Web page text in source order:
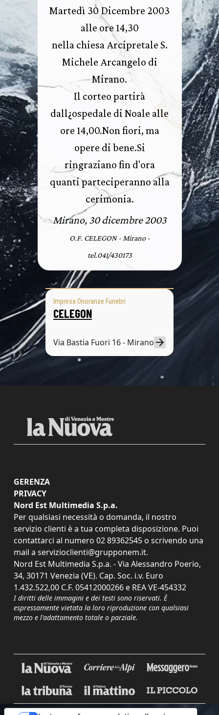
Martedì 30 Dicembre 2003
alle ore 14,30
nella chiesa Arcipretale S.
Michele Arcangelo di
Mirano.
Il corteo partirà
dall¿ospedale di Noale alle
ore 14,00.Non fiori, ma
opere di bene.Si
ringraziano fin d'ora
quanti parteciperanno alla
cerimonia.
Mirano, 30 dicembre 2003
O.F. CELEGON - Mirano -
tel.041/430173
Impresa Onoranze Funebri
CELEGON
Via Bastia Fuori 16 - Mirano
GERENZA
PRIVACY
Nord Est Multimedia S.p.a.
Per qualsiasi necessità o domanda, il nostro
servizio clienti è a tua completa disposizione. Puoi
contattarci al numero 02 89362545 o scrivendo una
mail a servizioclienti@grupponem.it.
Nord Est Multimedia S.p.a. - Via Alessandro Poerio,
34, 30171 Venezia (VE). Cap. Soc. i.v. Euro
1.432.522,00 C.F. 05412000266 e REA VE-454332
I diritti delle immagini e dei testi sono riservati. È
espressamente vietata la loro riproduzione con qualsiasi
mezzo e l'adattamento totale o parziale.